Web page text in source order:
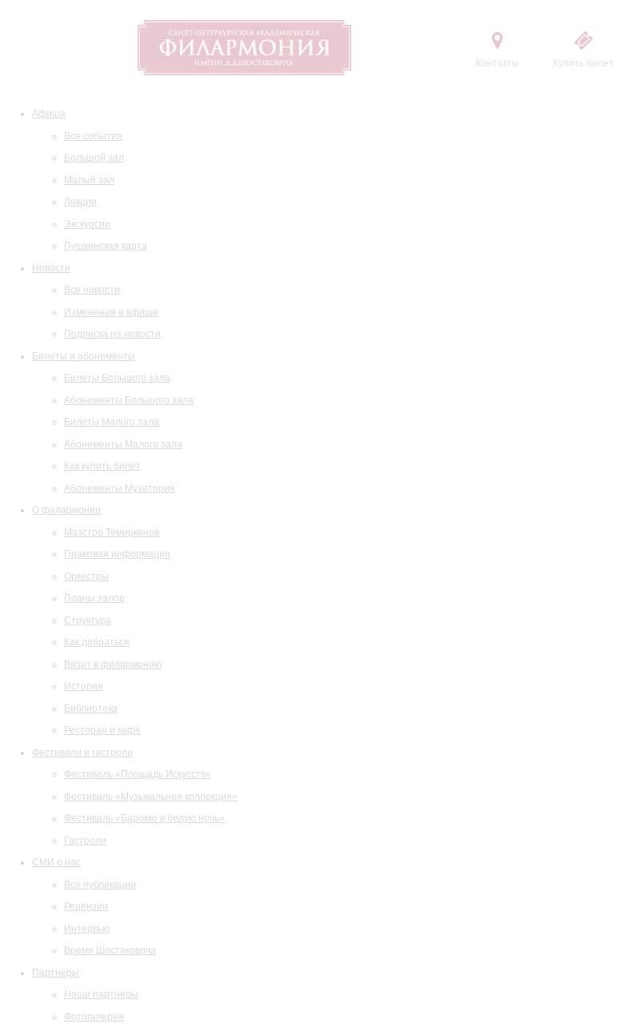
Контакты Купить билет
Афиша
Все события
Большой зал
Малый зал
Лекции
Экскурсии
Пушкинская карта
Новости
Все новости
Изменения в афише
Подписка на новости
Билеты и абонементы
Билеты Большого зала
Абонементы Большого зала
Билеты Малого зала
Абонементы Малого зала
Как купить билет
Абонементы Музитория
О филармонии
Маэстро Темирканов
Правовая информация
Оркестры
Планы залов
Структура
Как добраться
Визит в филармонию
История
Библиотека
Ресторан и кафе
Фестивали и гастроли
Фестиваль «Площадь Искусств»
Фестиваль «Музыкальная коллекция»
Фестиваль «Барокко в белую ночь»
Гастроли
СМИ о нас
Все публикации
Рецензии
Интервью
Время Шостаковича
Партнеры
Наши партнеры
Фотогалерея